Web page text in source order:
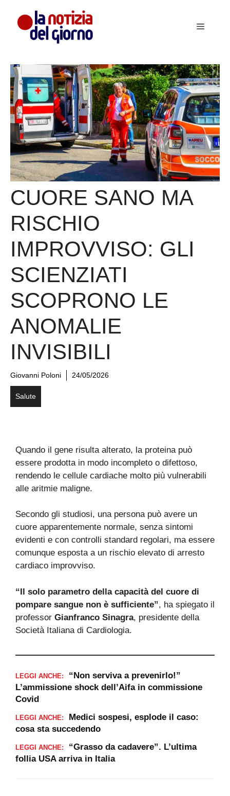
contenuto
Menu
CUORE SANO MA
RISCHIO
IMPROVVISO: GLI
SCIENZIATI
SCOPRONO LE
ANOMALIE
INVISIBILI
Giovanni Poloni 24/05/2026
Salute
Quando il gene risulta alterato, la proteina può
essere prodotta in modo incompleto o difettoso,
rendendo le cellule cardiache molto più vulnerabili
alle aritmie maligne.
Secondo gli studiosi, una persona può avere un
cuore apparentemente normale, senza sintomi
evidenti e con controlli standard regolari, ma essere
comunque esposta a un rischio elevato di arresto
cardiaco improvviso.
“Il solo parametro della capacità del cuore di
pompare sangue non è sufficiente”, ha spiegato il
professor Gianfranco Sinagra, presidente della
Società Italiana di Cardiologia.
LEGGI ANCHE:
“Non serviva a prevenirlo!”
L’ammissione shock dell’Aifa in commissione
Covid
LEGGI ANCHE:
Medici sospesi, esplode il caso:
cosa sta succedendo
LEGGI ANCHE:
“Grasso da cadavere”. L’ultima
follia USA arriva in Italia